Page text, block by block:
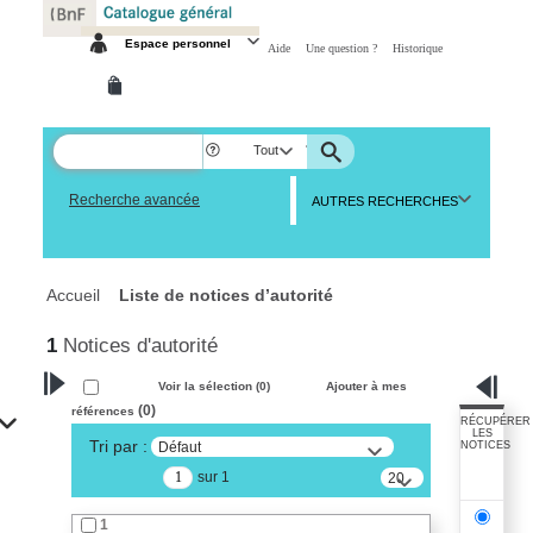
Espace personnel Aide Une question ? Historique
Tout
Recherche avancée AUTRES RECHERCHES
Accueil Liste de notices d’autorité
1 Notices d'autorité
VOTRE RECHERCHE
Recherche avancée dans les
notices d’autorité
Œuvres liées à l'auteur :
Voir la sélection (0)
Ajouter à mes
références (0)
Tri par :
Défaut
sur 1
20
résultats/page
1
RÉCUPÉRER
LES
NOTICES